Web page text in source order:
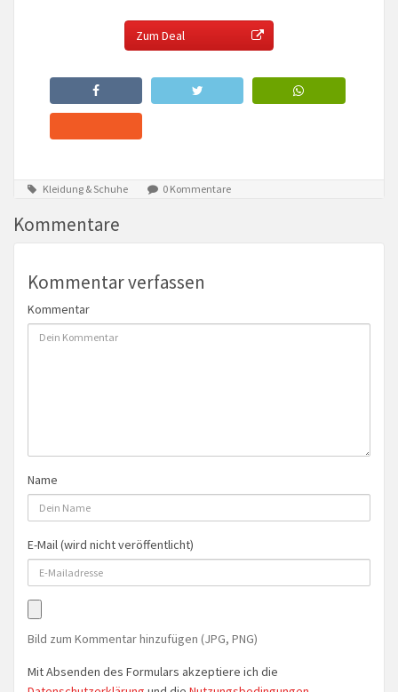
Zum Deal
Kleidung & Schuhe 0 Kommentare
Kommentare
Kommentar verfassen
Kommentar
Name
E-Mail (wird nicht veröffentlicht)
Bild zum Kommentar hinzufügen (JPG, PNG)
Mit Absenden des Formulars akzeptiere ich die